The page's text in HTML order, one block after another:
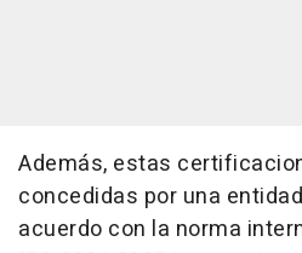
Además, estas
concedidas por una
acuerdo con la norma